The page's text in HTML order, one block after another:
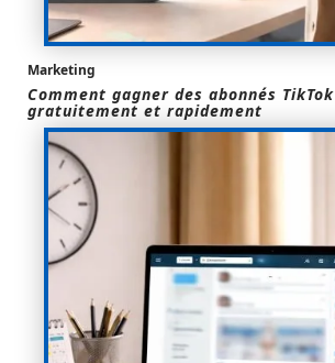
Marketing
Comment gagner des abonnés TikTok
gratuitement et rapidement